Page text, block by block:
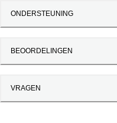
ONDERSTEUNING
BEOORDELINGEN
VRAGEN